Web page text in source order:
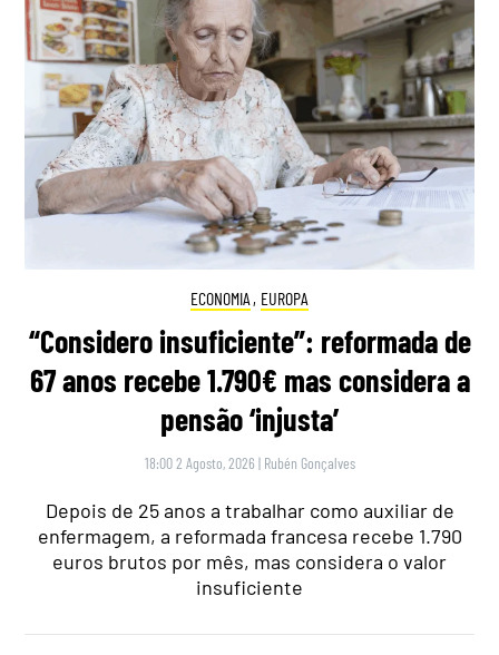
ECONOMIA , EUROPA
“Considero insuficiente”: reformada de
67 anos recebe 1.790€ mas considera a
pensão ‘injusta’
18:00 2 Agosto, 2026 | Rubén Gonçalves
Depois de 25 anos a trabalhar como auxiliar de
enfermagem, a reformada francesa recebe 1.790
euros brutos por mês, mas considera o valor
insuficiente